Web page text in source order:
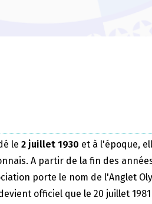
le 2 juillet 1930 et à l'époque,
A partir de la fin des
porte le nom de l'Anglet
officiel que le 20 juillet 1981